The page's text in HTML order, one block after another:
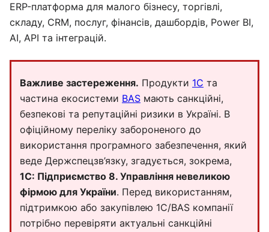
ERP-платформа для малого бізнесу, торгівлі,
складу, CRM, послуг, фінансів, дашбордів, Power BI,
AI, API та інтеграцій.
Важливе застереження. Продукти 1С та
частина екосистеми BAS мають санкційні,
безпекові та репутаційні ризики в Україні. В
офіційному переліку забороненого до
використання програмного забезпечення, який
веде Держспецзв’язку, згадується, зокрема,
1C: Підприємство 8. Управління невеликою
фірмою для України. Перед використанням,
підтримкою або закупівлею 1С/BAS компанії
потрібно перевіряти актуальні санкційні